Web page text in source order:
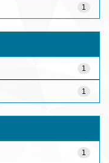
1
1
1
1